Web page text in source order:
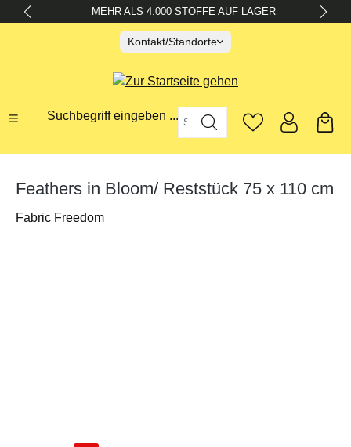
springen MEHR ALS 4.000 STOFFE AUF LAGER
Kontakt/Standorte
Suchbegriff eingeben ...
Feathers in Bloom/ Reststück 75 x 110 cm
Fabric Freedom